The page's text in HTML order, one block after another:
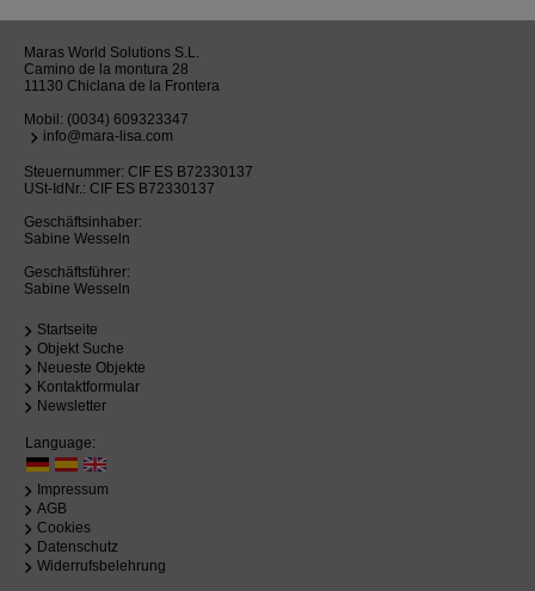
Maras World Solutions S.L.
Camino de la montura 28
11130 Chiclana de la Frontera
Mobil: (0034) 609323347
info@mara-lisa.com
Steuernummer: CIF ES B72330137
USt-IdNr.: CIF ES B72330137
Geschäftsinhaber:
Sabine Wesseln
Geschäftsführer:
Sabine Wesseln
Startseite
Objekt Suche
Neueste Objekte
Kontaktformular
Newsletter
Language:
Impressum
AGB
Cookies
Datenschutz
Widerrufsbelehrung